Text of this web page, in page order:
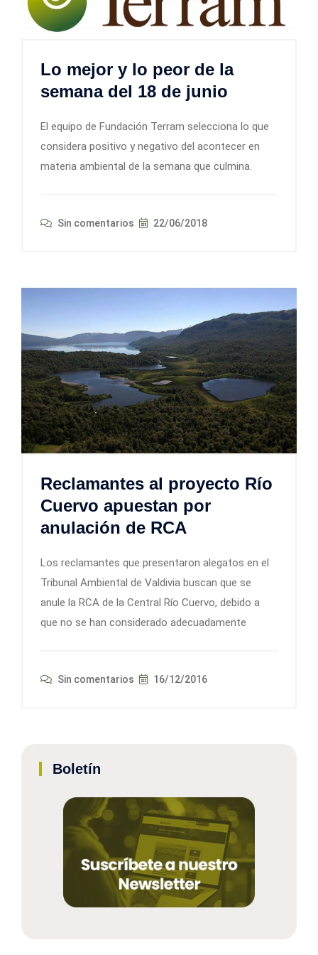
Lo mejor y lo peor de la
semana del 18 de junio
El equipo de Fundación Terram selecciona lo que
considera positivo y negativo del acontecer en
materia ambiental de la semana que culmina.
Sin comentarios 22/06/2018
Reclamantes al proyecto Río
Cuervo apuestan por
anulación de RCA
Los reclamantes que presentaron alegatos en el
Tribunal Ambiental de Valdivia buscan que se
anule la RCA de la Central Río Cuervo, debido a
que no se han considerado adecuadamente
Sin comentarios 16/12/2016
Boletín